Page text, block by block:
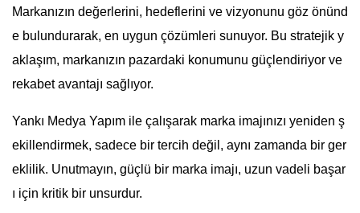
Markanızın değerlerini, hedeflerini ve vizyonunu göz önünd
e bulundurarak, en uygun çözümleri sunuyor. Bu stratejik y
aklaşım, markanızın pazardaki konumunu güçlendiriyor ve
rekabet avantajı sağlıyor.
Yankı Medya Yapım ile çalışarak marka imajınızı yeniden ş
ekillendirmek, sadece bir tercih değil, aynı zamanda bir ger
eklilik. Unutmayın, güçlü bir marka imajı, uzun vadeli başar
ı için kritik bir unsurdur.